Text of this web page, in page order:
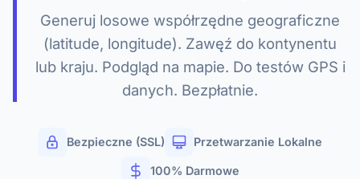
Generuj losowe współrzędne geograficzne
(latitude, longitude). Zawęź do kontynentu
lub kraju. Podgląd na mapie. Do testów GPS i
danych. Bezpłatnie.
Bezpieczne (SSL) Przetwarzanie Lokalne
100% Darmowe